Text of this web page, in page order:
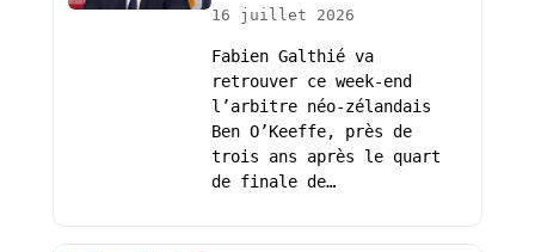
16 juillet 2026
Fabien Galthié va
retrouver ce week-end
l’arbitre néo-zélandais
Ben O’Keeffe, près de
trois ans après le quart
de finale de…